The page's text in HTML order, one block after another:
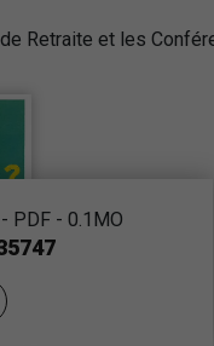
Retraite et les
PDF - 0.1MO